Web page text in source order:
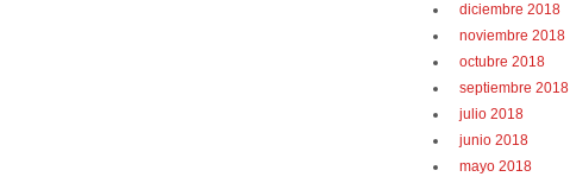
diciembre 2018
noviembre 2018
octubre 2018
septiembre 2018
julio 2018
junio 2018
mayo 2018